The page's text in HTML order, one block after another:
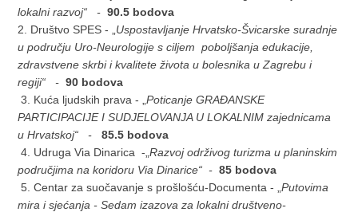
lokalni razvoj“ -90.5 bodova
2. Društvo SPES - „ Uspostavljanje Hrvatsko-Švicarske suradnje
u području Uro-Neurologije s ciljem poboljšanja edukacije,
zdravstvene skrbi i kvalitete života u bolesnika u Zagrebu i
regiji“ -90 bodova
3. Kuća ljudskih prava - „Poticanje GRAĐANSKE
PARTICIPACIJE I SUDJELOVANJA U LOKALNIM zajednicama
u Hrvatskoj“ -85.5 bodova
4. Udruga Via Dinarica -„Razvoj održivog turizma u planinskim
područjima na koridoru Via Dinarice“ -85 bodova
5. Centar za suočavanje s prošlošću-Documenta - „Putovima
mira i sjećanja - Sedam izazova za lokalni društveno-